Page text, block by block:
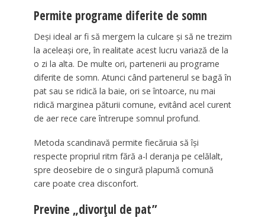
Permite programe diferite de somn
Deși ideal ar fi să mergem la culcare și să ne trezim
la aceleași ore, în realitate acest lucru variază de la
o zi la alta. De multe ori, partenerii au programe
diferite de somn. Atunci când partenerul se bagă în
pat sau se ridică la baie, ori se întoarce, nu mai
ridică marginea păturii comune, evitând acel curent
de aer rece care întrerupe somnul profund.
Metoda scandinavă permite fiecăruia să își
respecte propriul ritm fără a-l deranja pe celălalt,
spre deosebire de o singură plapumă comună
care poate crea disconfort.
Previne „divorțul de pat”